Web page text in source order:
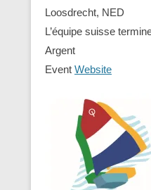
Loosdrecht, NED
L’équipe suisse
Argent
Event Website